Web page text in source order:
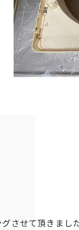
させて頂きまし